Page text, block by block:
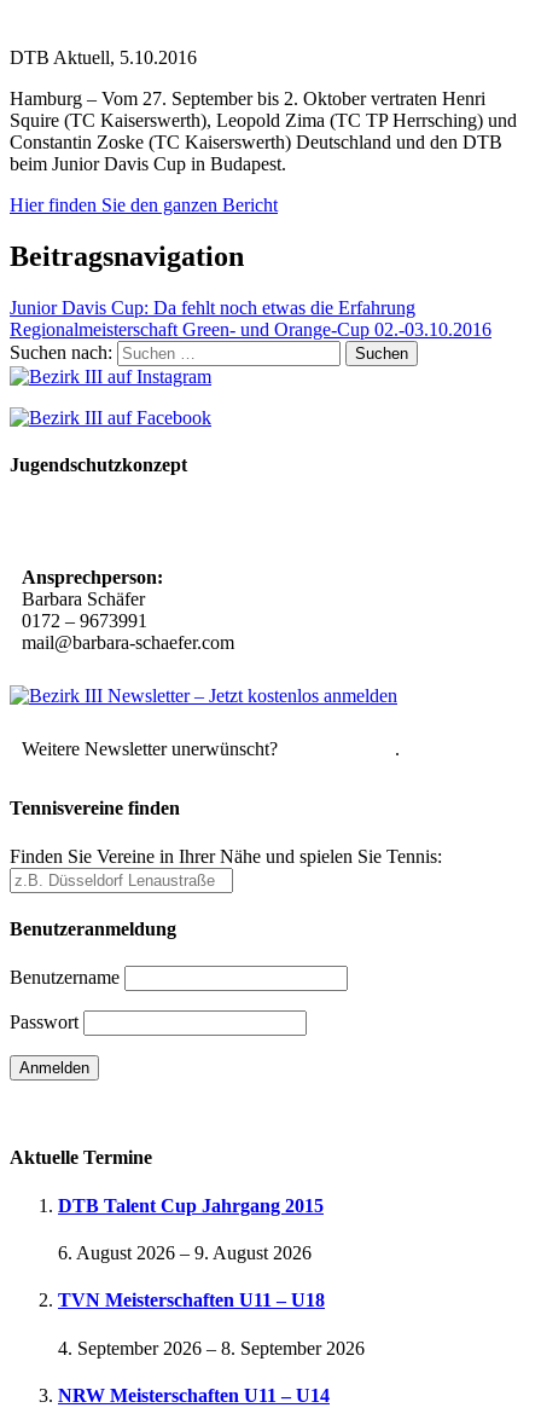
DTB Aktuell, 5.10.2016
Hamburg – Vom 27. September bis 2. Oktober vertraten Henri
Squire (TC Kaiserswerth), Leopold Zima (TC TP Herrsching) und
Constantin Zoske (TC Kaiserswerth) Deutschland und den DTB
beim Junior Davis Cup in Budapest.
Hier finden Sie den ganzen Bericht
Beitragsnavigation
Junior Davis Cup: Da fehlt noch etwas die Erfahrung
Regionalmeisterschaft Green- und Orange-Cup 02.-03.10.2016
Suchen nach:
Jugendschutzkonzept
Ansprechperson:
Barbara Schäfer
0172 – 9673991
mail@barbara-schaefer.com
Weitere Newsletter unerwünscht? .
Tennisvereine finden
Finden Sie Vereine in Ihrer Nähe und spielen Sie Tennis:
Benutzeranmeldung
Benutzername
Passwort
Aktuelle Termine
DTB Talent Cup Jahrgang 2015
6. August 2026 – 9. August 2026
TVN Meisterschaften U11 – U18
4. September 2026 – 8. September 2026
NRW Meisterschaften U11 – U14